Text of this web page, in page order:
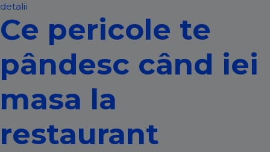
detalii
Ce pericole te
pândesc când iei
masa la
restaurant